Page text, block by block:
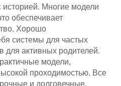
историей. Многие модели
обеспечивает
Хорошо
системы для частых
для активных родителей.
модели,
проходимостью. Все
и долговечные.